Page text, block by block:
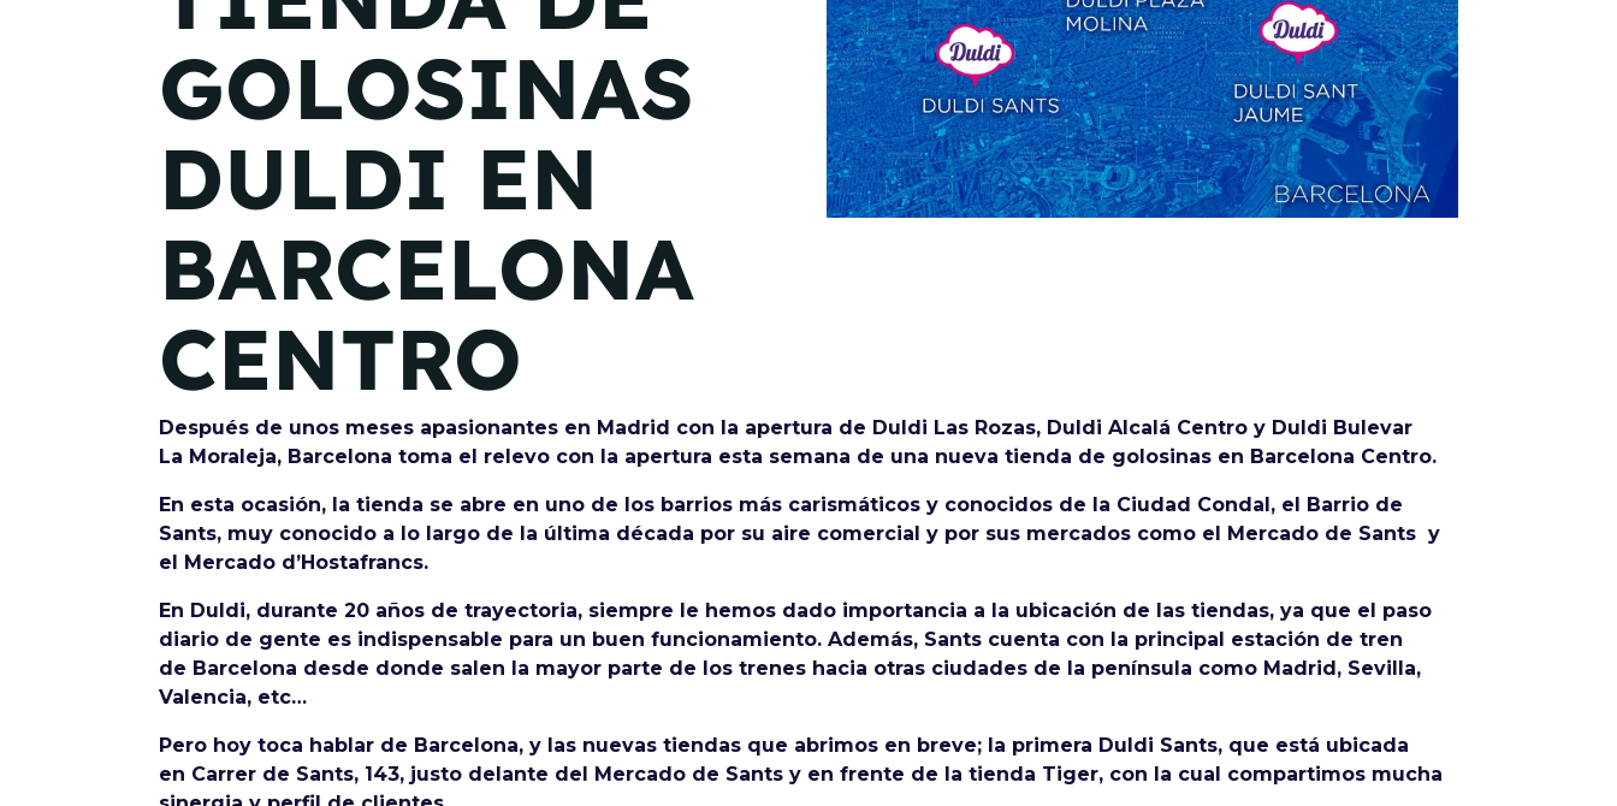
Madrid 2026 2 -08
de octubre
Castilla-La Mancha
22 de octubre
Infórmate
GOLOSINAS
DULDI EN
BARCELONA
CENTRO
Después de unos meses apasionantes en Madrid con la apertura de Duldi Las Rozas, Duldi Alcalá Centro y Duldi Bulevar
La Moraleja, Barcelona toma el relevo con la apertura esta semana de una nueva tienda de golosinas en Barcelona Centro.
En esta ocasión, la tienda se abre en uno de los barrios más carismáticos y conocidos de la Ciudad Condal, el Barrio de
Sants, muy conocido a lo largo de la última década por su aire comercial y por sus mercados como el Mercado de Sants y
el Mercado d’Hostafrancs.
En Duldi, durante 20 años de trayectoria, siempre le hemos dado importancia a la ubicación de las tiendas, ya que el paso
diario de gente es indispensable para un buen funcionamiento. Además, Sants cuenta con la principal estación de tren
de Barcelona desde donde salen la mayor parte de los trenes hacia otras ciudades de la península como Madrid, Sevilla,
Valencia, etc…
Pero hoy toca hablar de Barcelona, y las nuevas tiendas que abrimos en breve; la primera Duldi Sants, que está ubicada
en Carrer de Sants, 143, justo delante del Mercado de Sants y en frente de la tienda Tiger, con la cual compartimos mucha